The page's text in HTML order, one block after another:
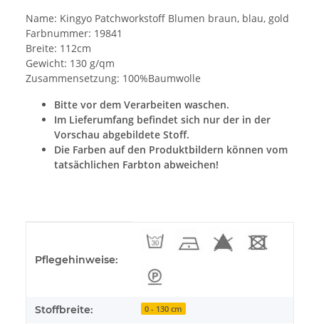
Name: Kingyo Patchworkstoff Blumen braun, blau, gold
Farbnummer: 19841
Breite: 112cm
Gewicht: 130 g/qm
Zusammensetzung: 100%Baumwolle
Bitte vor dem Verarbeiten waschen.
Im Lieferumfang befindet sich nur der in der
Vorschau abgebildete Stoff.
Die Farben auf den Produktbildern können vom
tatsächlichen Farbton abweichen!
Pflegehinweise:
Stoffbreite: 0 - 130 cm